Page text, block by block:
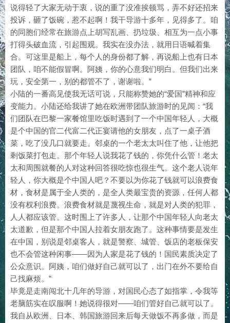
说得轻了大家无动于衷，说的重了没准挨顿骂，弄不好还招来
投诉，砸了饭碗，惹不起啊！我干导游十多年，见得多了。咱
的同胞们经常在旅游点上胡写乱画、扔垃圾、相互为一点小事
打得头破血流，引起围观。我实在没办法，就用日语喊着集
合。可这里是船上，每个人的身份都了解，再说船上也有日本
团队，咱不能假冒啊。阿姨，你的心意我们明白。但我们出来
玩，安全第一，别的都管不了，谢谢啦。”
小陆的一番高见使我无话可说，只能称赞她的“爱国”精神和应
变能力。小陆还给我讲了她在欧洲带团队旅游时的见闻：“我
们团队在巴黎一家餐馆里吃饭时遇到了一个中国年轻人，大概
是个中国的官二代富二代正宴请他的女朋友，点了一桌子酒
菜，吃了没几口就要走。邻桌的一个老太太叫住了他，让他把
剩饭菜打包走。那个年轻人说我花了钱的，你凭什么管！老太
太和周围就餐的人对这种回答很吃惊也很生气。这个老人说年
轻人，你大概是个中国人吧？不要以为你花了钱就可以浪费食
材，食材是属于全人类的，是全人类最宝贵的资源，任何人都
没有权利浪费。浪费食材就是蔑视生命，就是对人类的犯罪，
人人都应该管。这时围上了许多人，让那个中国年轻人向老太
太道歉，但是那个中国人拉着女朋友跑了。这种事情要是发生
在中国，别说是邻桌客人，就是警察、城管、饭店的老板保安
也不会管这种闲事——因为人家是花了钱的！国民素质决定了
公众意识。阿姨，咱们做好自己就可以了，出门在外不要给自
己找麻烦。”
毕竟是走南闯北十几年的导游，对国民心态了如指掌，令我等
老脑筋实在叹服啊！她说得很对——咱们管好自己就可以了。
我自从欧洲、日本、韩国旅游回来后每天做饭不再多做，而是